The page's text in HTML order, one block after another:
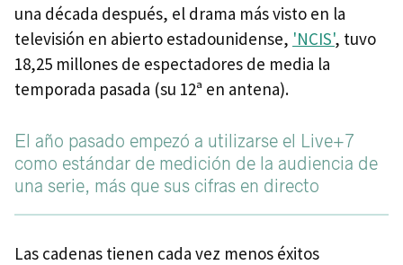
una década después, el drama más visto en la
televisión en abierto estadounidense, 'NCIS', tuvo
18,25 millones de espectadores de media la
temporada pasada (su 12ª en antena).
El año pasado empezó a utilizarse el Live+7
como estándar de medición de la audiencia de
una serie, más que sus cifras en directo
Las cadenas tienen cada vez menos éxitos